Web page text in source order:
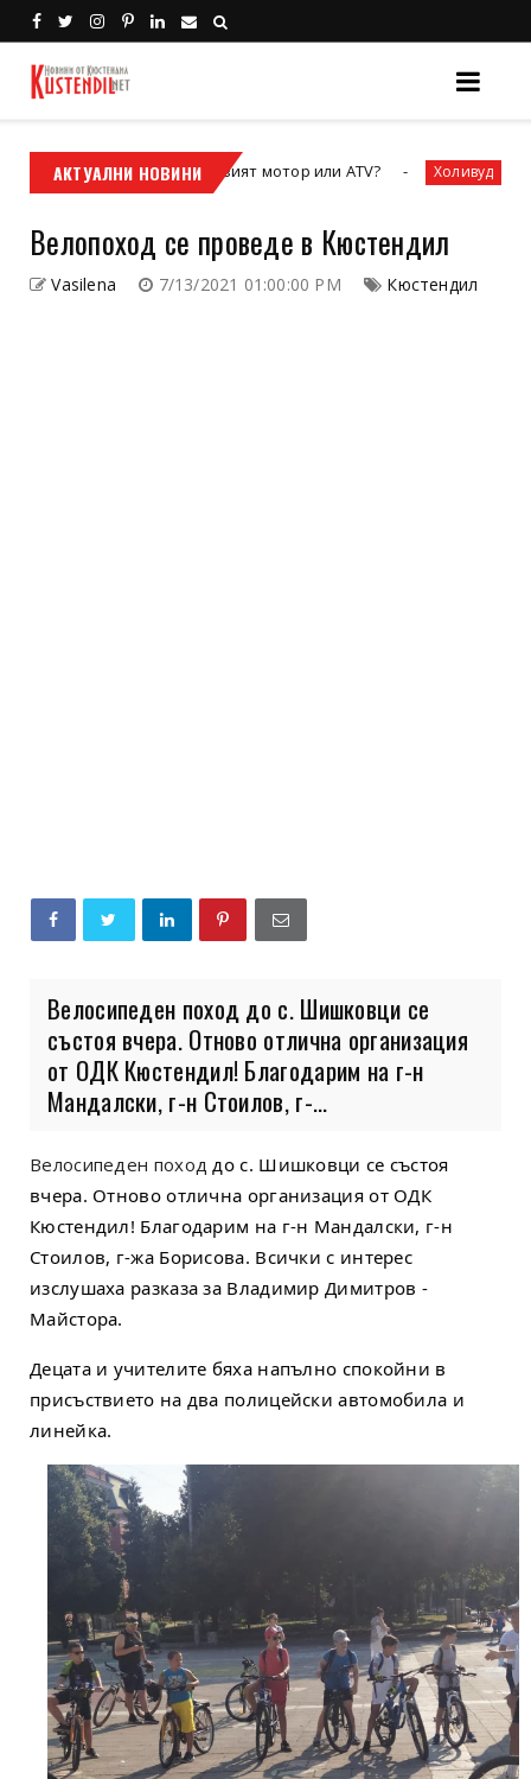
АКТУАЛНИ НОВИНИ
– кросовият мотор или ATV? Холивуд Залезът на
Велопоход се проведе в Кюстендил
Vasilena 7/13/2021 01:00:00 PM Кюстендил
Велосипеден поход до с. Шишковци се
състоя вчера. Отново отлична организация
от ОДК Кюстендил! Благодарим на г-н
Мандалски, г-н Стоилов, г-...
Велосипеден поход до с. Шишковци се състоя
вчера. Отново отлична организация от ОДК
Кюстендил! Благодарим на г-н Мандалски, г-н
Стоилов, г-жа Борисова. Всички с интерес
изслушаха разказа за Владимир Димитров -
Майстора.
Децата и учителите бяха напълно спокойни в
присъствието на два полицейски автомобила и
линейка.